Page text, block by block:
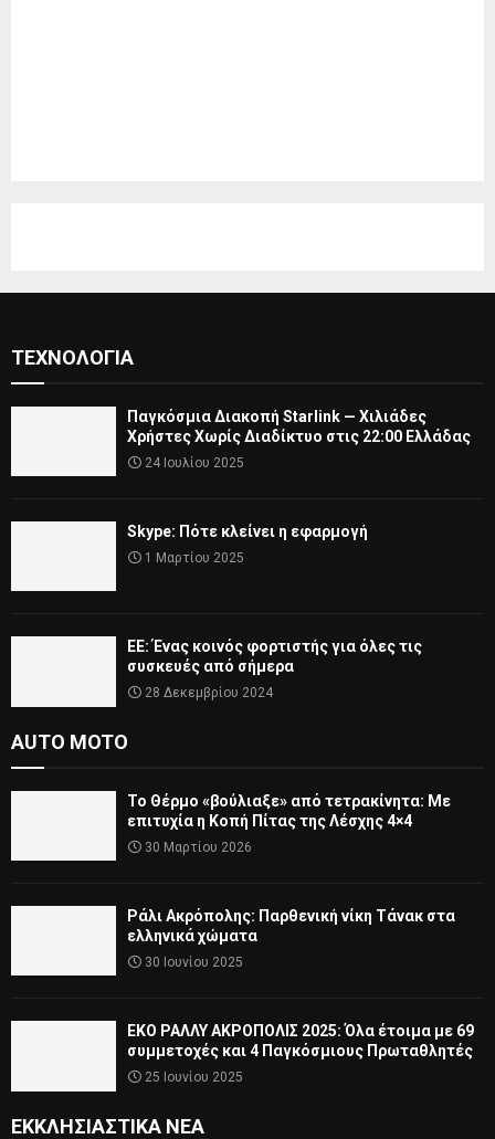
ΤΕΧΝΟΛΟΓΊΑ
Παγκόσμια Διακοπή Starlink — Χιλιάδες
Χρήστες Χωρίς Διαδίκτυο στις 22:00 Ελλάδας
24 Ιουλίου 2025
Skype: Πότε κλείνει η εφαρμογή
1 Μαρτίου 2025
ΕΕ: Ένας κοινός φορτιστής για όλες τις
συσκευές από σήμερα
28 Δεκεμβρίου 2024
AUTO MOTO
Το Θέρμο «βούλιαξε» από τετρακίνητα: Με
επιτυχία η Κοπή Πίτας της Λέσχης 4×4
30 Μαρτίου 2026
Ράλι Ακρόπολης: Παρθενική νίκη Τάνακ στα
ελληνικά χώματα
30 Ιουνίου 2025
ΕΚΟ ΡΑΛΛΥ ΑΚΡΟΠΟΛΙΣ 2025: Όλα έτοιμα με 69
συμμετοχές και 4 Παγκόσμιους Πρωταθλητές
25 Ιουνίου 2025
ΕΚΚΛΗΣΙΑΣΤΙΚΆ ΝΈΑ